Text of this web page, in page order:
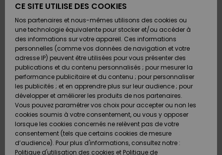
Chaussures
& Tongs
Surf
Snow
Nouveautés
Chaussures
& Tongs
Surf
Snow
Nouveautés
FEMME
A
Découvrir
Snow
SURF
Surf
Shop
Enfant
Highlights
Communauté
SNOW
Snow
Shop
Enfant
Snow
Shop
Femme
A
Découvrir
OUTLET
Enfant
Outlet
Femme
AIDE &
CONTACT
Retours
Paiement
Carte
Cadeau
Quiksilver
Freedom
Protection
CE SITE UTILISE DES COOKIES
Nos partenaires et nous-mêmes utilisons des cookies ou
une technologie équivalente pour stocker et/ou accéder à
des informations sur votre appareil. Ces informations
personnelles (comme vos données de navigation et votre
adresse IP) peuvent être utilisées pour vous présenter des
publications et du contenu personnalisés ; pour mesurer la
performance publicitaire et du contenu ; pour personnaliser
les publicités ; et en apprendre plus sur leur audience ; pour
développer et améliorer les produits de nos partenaires.
Vous pouvez paramétrer vos choix pour accepter ou non les
cookies soumis à votre consentement, ou vous y opposer
lorsque les cookies concernés ne relèvent pas de votre
consentement (tels que certains cookies de mesure
d’audience). Pour plus d'informations, consultez notre :
Politique d'utilisation des cookies et Politique de